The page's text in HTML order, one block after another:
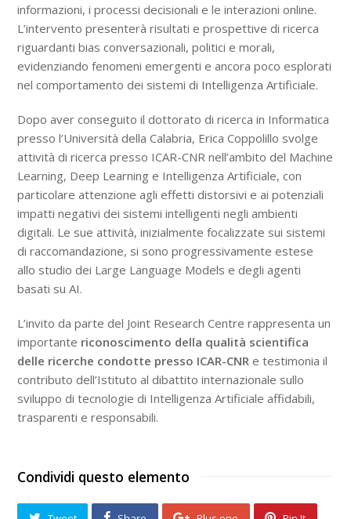
informazioni, i processi decisionali e le interazioni online.
L’intervento presenterà risultati e prospettive di ricerca
riguardanti bias conversazionali, politici e morali,
evidenziando fenomeni emergenti e ancora poco esplorati
nel comportamento dei sistemi di Intelligenza Artificiale.
Dopo aver conseguito il dottorato di ricerca in Informatica
presso l’Università della Calabria, Erica Coppolillo svolge
attività di ricerca presso ICAR-CNR nell’ambito del Machine
Learning, Deep Learning e Intelligenza Artificiale, con
particolare attenzione agli effetti distorsivi e ai potenziali
impatti negativi dei sistemi intelligenti negli ambienti
digitali. Le sue attività, inizialmente focalizzate sui sistemi
di raccomandazione, si sono progressivamente estese
allo studio dei Large Language Models e degli agenti
basati su AI.
L’invito da parte del Joint Research Centre rappresenta un
importante riconoscimento della qualità scientifica
delle ricerche condotte presso ICAR-CNR e testimonia il
contributo dell’Istituto al dibattito internazionale sullo
sviluppo di tecnologie di Intelligenza Artificiale affidabili,
trasparenti e responsabili.
Condividi questo elemento